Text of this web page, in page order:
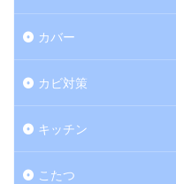
カバー
カビ対策
キッチン
こたつ